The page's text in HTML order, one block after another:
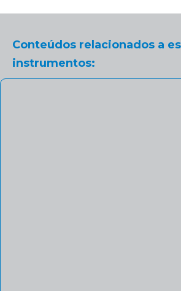
Conteúdos relacionados a
instrumentos: